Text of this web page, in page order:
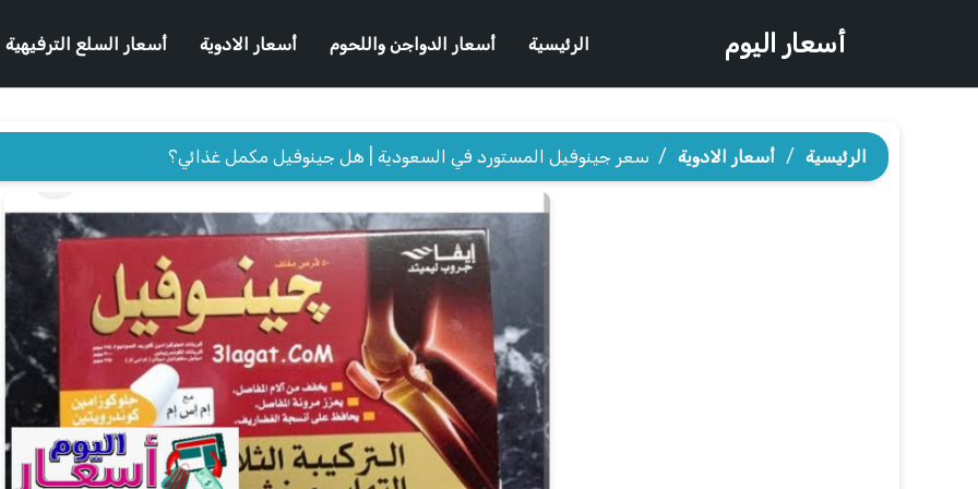
أسعار اليوم الرئيسية أسعار الدواجن واللحوم أسعار الادوية أسعار السلع الترفيهية
الرئيسية / أسعار الادوية / سعر جينوفيل المستورد في السعودية | هل جينوفيل مكمل غذائي؟